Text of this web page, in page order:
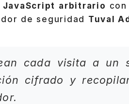
JavaScript arbitrario
de seguridad Tuval
cada visita a un
cifrado y